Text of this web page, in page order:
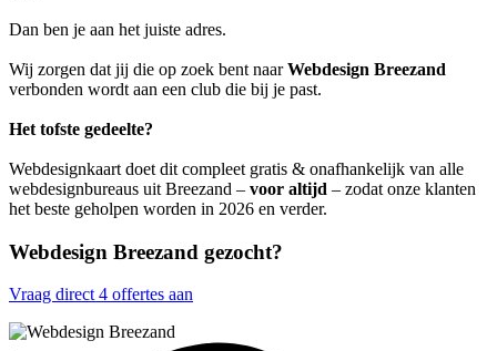
Dan ben je aan het juiste adres.
Wij zorgen dat jij die op zoek bent naarWebdesign Breezand
verbonden wordt aan een club die bij je past.
Het tofste gedeelte?
Webdesignkaart doet dit compleet gratis & onafhankelijk van alle
webdesignbureaus uit Breezand – voor altijd – zodat onze klanten
het beste geholpen worden in 2026 en verder.
Webdesign Breezand gezocht?
Vraag direct 4 offertes aan